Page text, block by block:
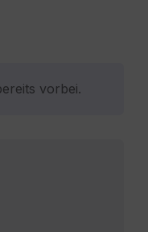
vorbei.